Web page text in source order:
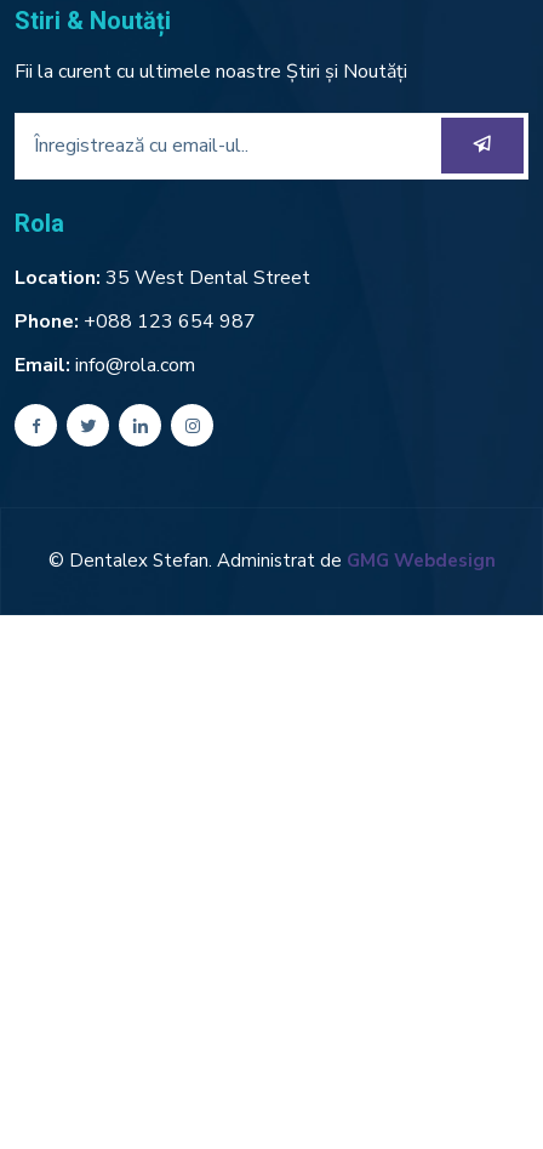
Stiri & Noutăți
Fii la curent cu ultimele noastre Știri și Noutăți
Rola
Location: 35 West Dental Street
Phone: +088 123 654 987
Email: info@rola.com
© Dentalex Stefan. Administrat de GMG Webdesign